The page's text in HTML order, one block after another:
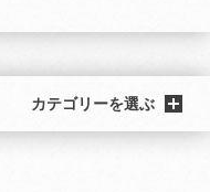
カテゴリーを選ぶ